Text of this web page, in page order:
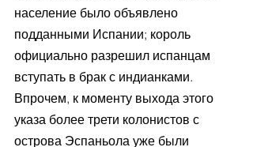
население было объявлено
подданными Испании; король
официально разрешил испанцам
вступать в брак с индианками.
Впрочем, к моменту выхода этого
указа более трети колонистов с
острова Эспаньола уже были